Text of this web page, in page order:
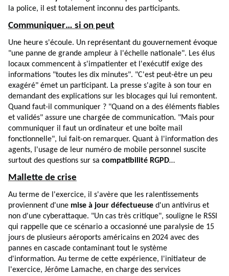
la police, il est totalement inconnu des participants.
Communiquer… si on peut
Une heure s'écoule. Un représentant du gouvernement évoque
"une panne de grande ampleur à l'échelle nationale". Les élus
locaux commencent à s'impatienter et l'exécutif exige des
informations "toutes les dix minutes". "C'est peut-être un peu
exagéré" émet un participant. La presse s'agite à son tour en
demandant des explications sur les blocages qui lui remontent.
Quand faut-il communiquer ? "Quand on a des éléments fiables
et validés" assure une chargée de communication. "Mais pour
communiquer il faut un ordinateur et une boîte mail
fonctionnelle", lui fait-on remarquer. Quant à l'information des
agents, l'usage de leur numéro de mobile personnel suscite
surtout des questions sur sa compatibilité RGPD…
Mallette de crise
Au terme de l'exercice, il s'avère que les ralentissements
proviennent d'une mise à jour défectueuse d'un antivirus et
non d'une cyberattaque. "Un cas très critique", souligne le RSSI
qui rappelle que ce scénario a occasionné une paralysie de 15
jours de plusieurs aéroports américains en 2024 avec des
pannes en cascade contaminant tout le système
d'information. Au terme de cette expérience, l'initiateur de
l'exercice, Jérôme Lamache, en charge des services